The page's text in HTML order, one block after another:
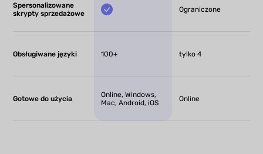
Spersonalizowane
skrypty sprzedażowe
Ograniczone
Obsługiwane języki 100+ tylko 4
Gotowe do użycia
Online, Windows,
Mac, Android, iOS
Online